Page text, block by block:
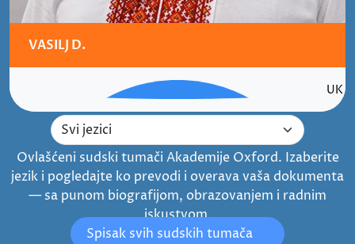
VASILJ D.
UK
Izaberite jezik sudskog
Ovlašćeni sudski tumači Akademije Oxford. Izaberite
jezik i pogledajte ko prevodi i overava vaša dokumenta
— sa punom biografijom, obrazovanjem i radnim
iskustvom.
Spisak svih sudskih tumača